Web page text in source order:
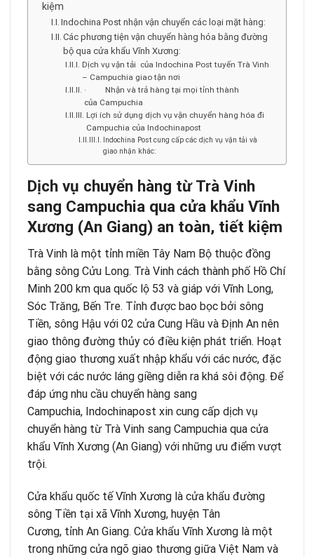
kiệm
Indochina Post nhận vận chuyển các loại mặt hàng:
Các phương tiện vận chuyển hàng hóa bằng đường
bộ qua cửa khẩu Vĩnh Xương:
Dịch vụ vận tải của Indochina Post tuyến Trà Vinh
– Campuchia giao tận nơi
· Nhận và trả hàng tại mọi tỉnh thành
của Campuchia
Lợi ích sử dụng dịch vụ vận chuyển hàng hóa đi
Campuchia của Indochinapost
Indochina Post cung cấp các dịch vụ vận tải và
giao nhận khác:
Dịch vụ chuyển hàng từ Trà Vinh
sang Campuchia qua cửa khẩu Vĩnh
Xương (An Giang) an toàn, tiết kiệm
Trà Vinh là một tỉnh miền Tây Nam Bộ thuộc đồng
bằng sông Cửu Long. Trà Vinh cách thành phố Hồ Chí
Minh 200 km qua quốc lộ 53 và giáp với Vĩnh Long,
Sóc Trăng, Bến Tre. Tỉnh được bao bọc bởi sông
Tiền, sông Hậu với 02 cửa Cung Hầu và Định An nên
giao thông đường thủy có điều kiện phát triển. Hoạt
động giao thương xuất nhập khẩu với các nước, đặc
biệt với các nước láng giềng diễn ra khá sôi động. Để
đáp ứng nhu cầu chuyển hàng sang
Campuchia, Indochinapost xin cung cấp dịch vụ
chuyển hàng từ Trà Vinh sang Campuchia qua cửa
khẩu Vĩnh Xương (An Giang) với những ưu điểm vượt
trội.
Cửa khẩu quốc tế Vĩnh Xương là cửa khẩu đường
sông Tiền tại xã Vĩnh Xương, huyện Tân
Cương, tỉnh An Giang. Cửa khẩu Vĩnh Xương là một
trong những cửa ngõ giao thương giữa Việt Nam và